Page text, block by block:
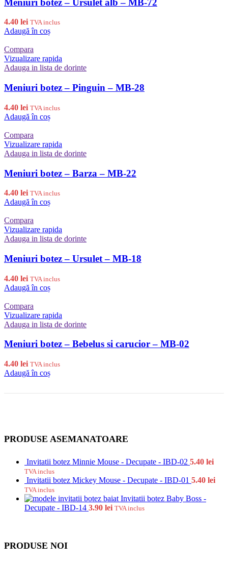
4.40 lei TVA inclus
Adaugă în coș
Compara
Vizualizare rapida
Adauga in lista de dorinte
Meniuri botez – Pinguin – MB-28
4.40 lei TVA inclus
Adaugă în coș
Compara
Vizualizare rapida
Adauga in lista de dorinte
Meniuri botez – Barza – MB-22
4.40 lei TVA inclus
Adaugă în coș
Compara
Vizualizare rapida
Adauga in lista de dorinte
Meniuri botez – Ursulet – MB-18
4.40 lei TVA inclus
Adaugă în coș
Compara
Vizualizare rapida
Adauga in lista de dorinte
Meniuri botez – Bebelus si carucior – MB-02
4.40 lei TVA inclus
Adaugă în coș
PRODUSE ASEMANATOARE
Invitatii botez Minnie Mouse - Decupate - IBD-02 5.40 lei
TVA inclus
Invitatii botez Mickey Mouse - Decupate - IBD-01 5.40 lei
TVA inclus
Invitatii botez Baby Boss -
Decupate - IBD-14 3.90 lei TVA inclus
PRODUSE NOI